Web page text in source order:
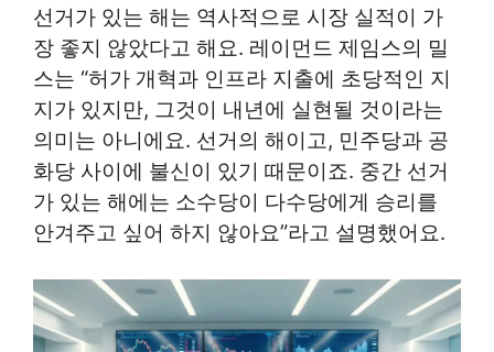
선거가 있는 해는 역사적으로 시장 실적이 가
장 좋지 않았다고 해요. 레이먼드 제임스의 밀
스는 “허가 개혁과 인프라 지출에 초당적인 지
지가 있지만, 그것이 내년에 실현될 것이라는
의미는 아니에요. 선거의 해이고, 민주당과 공
화당 사이에 불신이 있기 때문이죠. 중간 선거
가 있는 해에는 소수당이 다수당에게 승리를
안겨주고 싶어 하지 않아요”라고 설명했어요.